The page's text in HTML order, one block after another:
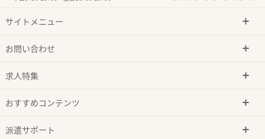
サイトメニュー
お問い合わせ
求人特集
おすすめコンテンツ
派遣サポート